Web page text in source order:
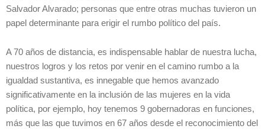
Salvador Alvarado; personas que entre otras muchas tuvieron un
papel determinante para erigir el rumbo político del país.
A 70 años de distancia, es indispensable hablar de nuestra lucha,
nuestros logros y los retos por venir en el camino rumbo a la
igualdad sustantiva, es innegable que hemos avanzado
significativamente en la inclusión de las mujeres en la vida
política, por ejemplo, hoy tenemos 9 gobernadoras en funciones,
más que las que tuvimos en 67 años desde el reconocimiento del